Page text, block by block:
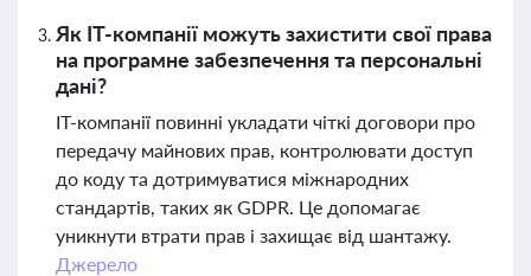
Як ІТ-компанії можуть захистити свої права
на програмне забезпечення та персональні
дані?
ІТ-компанії повинні укладати чіткі договори про
передачу майнових прав, контролювати доступ
до коду та дотримуватися міжнародних
стандартів, таких як GDPR. Це допомагає
уникнути втрати прав і захищає від шантажу.
Джерело